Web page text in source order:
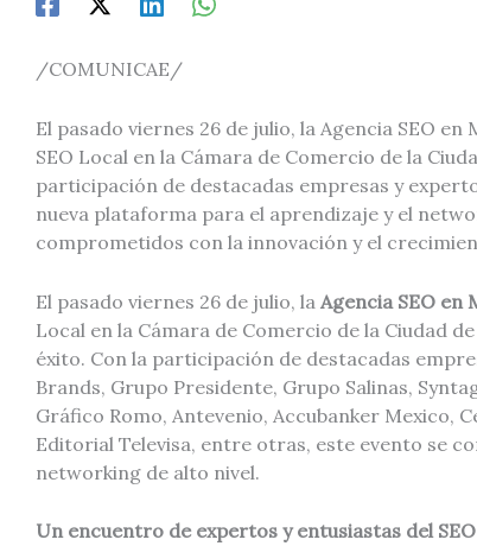
/COMUNICAE/
El pasado viernes 26 de julio, la Agencia SEO
SEO Local en la Cámara de Comercio de la
participación de destacadas empresas y
nueva plataforma para el aprendizaje y el
comprometidos con la innovación y el
El pasado viernes 26 de julio, la Agencia SEO en
Local en la Cámara de Comercio de la Ciudad
éxito. Con la participación de destacadas
Brands, Grupo Presidente, Grupo Salinas,
Gráfico Romo, Antevenio, Accubanker Mexico,
Editorial Televisa, entre otras, este evento se
networking de alto nivel.
Un encuentro de expertos y entusiastas del SEO